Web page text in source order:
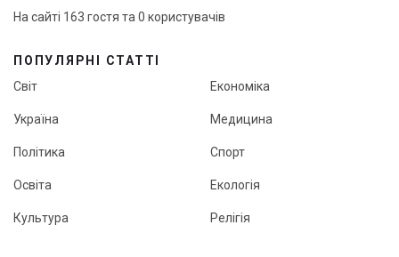
На сайті 163 гостя та 0 користувачів
ПОПУЛЯРНІ СТАТТІ
Світ
Україна
Політика
Освіта
Культура
Економіка
Медицина
Спорт
Екологія
Релігія